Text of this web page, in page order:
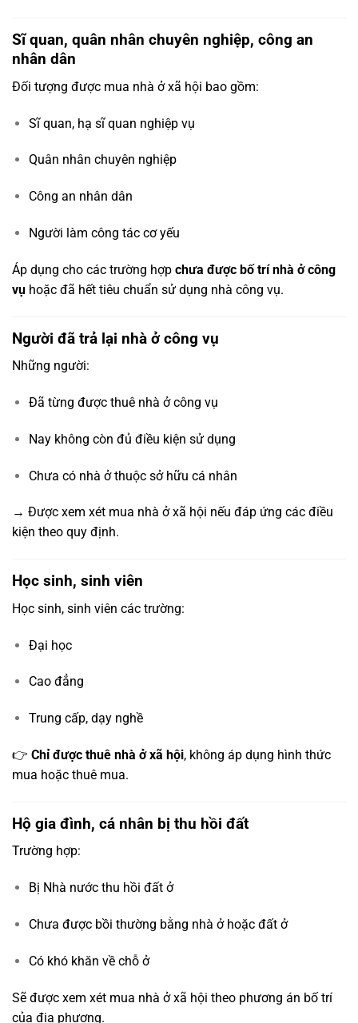
Sĩ quan, quân nhân chuyên nghiệp, công an
nhân dân
Đối tượng được mua nhà ở xã hội bao gồm:
Sĩ quan, hạ sĩ quan nghiệp vụ
Quân nhân chuyên nghiệp
Công an nhân dân
Người làm công tác cơ yếu
Áp dụng cho các trường hợp chưa được bố trí nhà ở công
vụ hoặc đã hết tiêu chuẩn sử dụng nhà công vụ.
Người đã trả lại nhà ở công vụ
Những người:
Đã từng được thuê nhà ở công vụ
Nay không còn đủ điều kiện sử dụng
Chưa có nhà ở thuộc sở hữu cá nhân
→ Được xem xét mua nhà ở xã hội nếu đáp ứng các điều
kiện theo quy định.
Học sinh, sinh viên
Học sinh, sinh viên các trường:
Đại học
Cao đẳng
Trung cấp, dạy nghề
👉 Chỉ được thuê nhà ở xã hội, không áp dụng hình thức
mua hoặc thuê mua.
Hộ gia đình, cá nhân bị thu hồi đất
Trường hợp:
Bị Nhà nước thu hồi đất ở
Chưa được bồi thường bằng nhà ở hoặc đất ở
Có khó khăn về chỗ ở
Sẽ được xem xét mua nhà ở xã hội theo phương án bố trí
của địa phương.